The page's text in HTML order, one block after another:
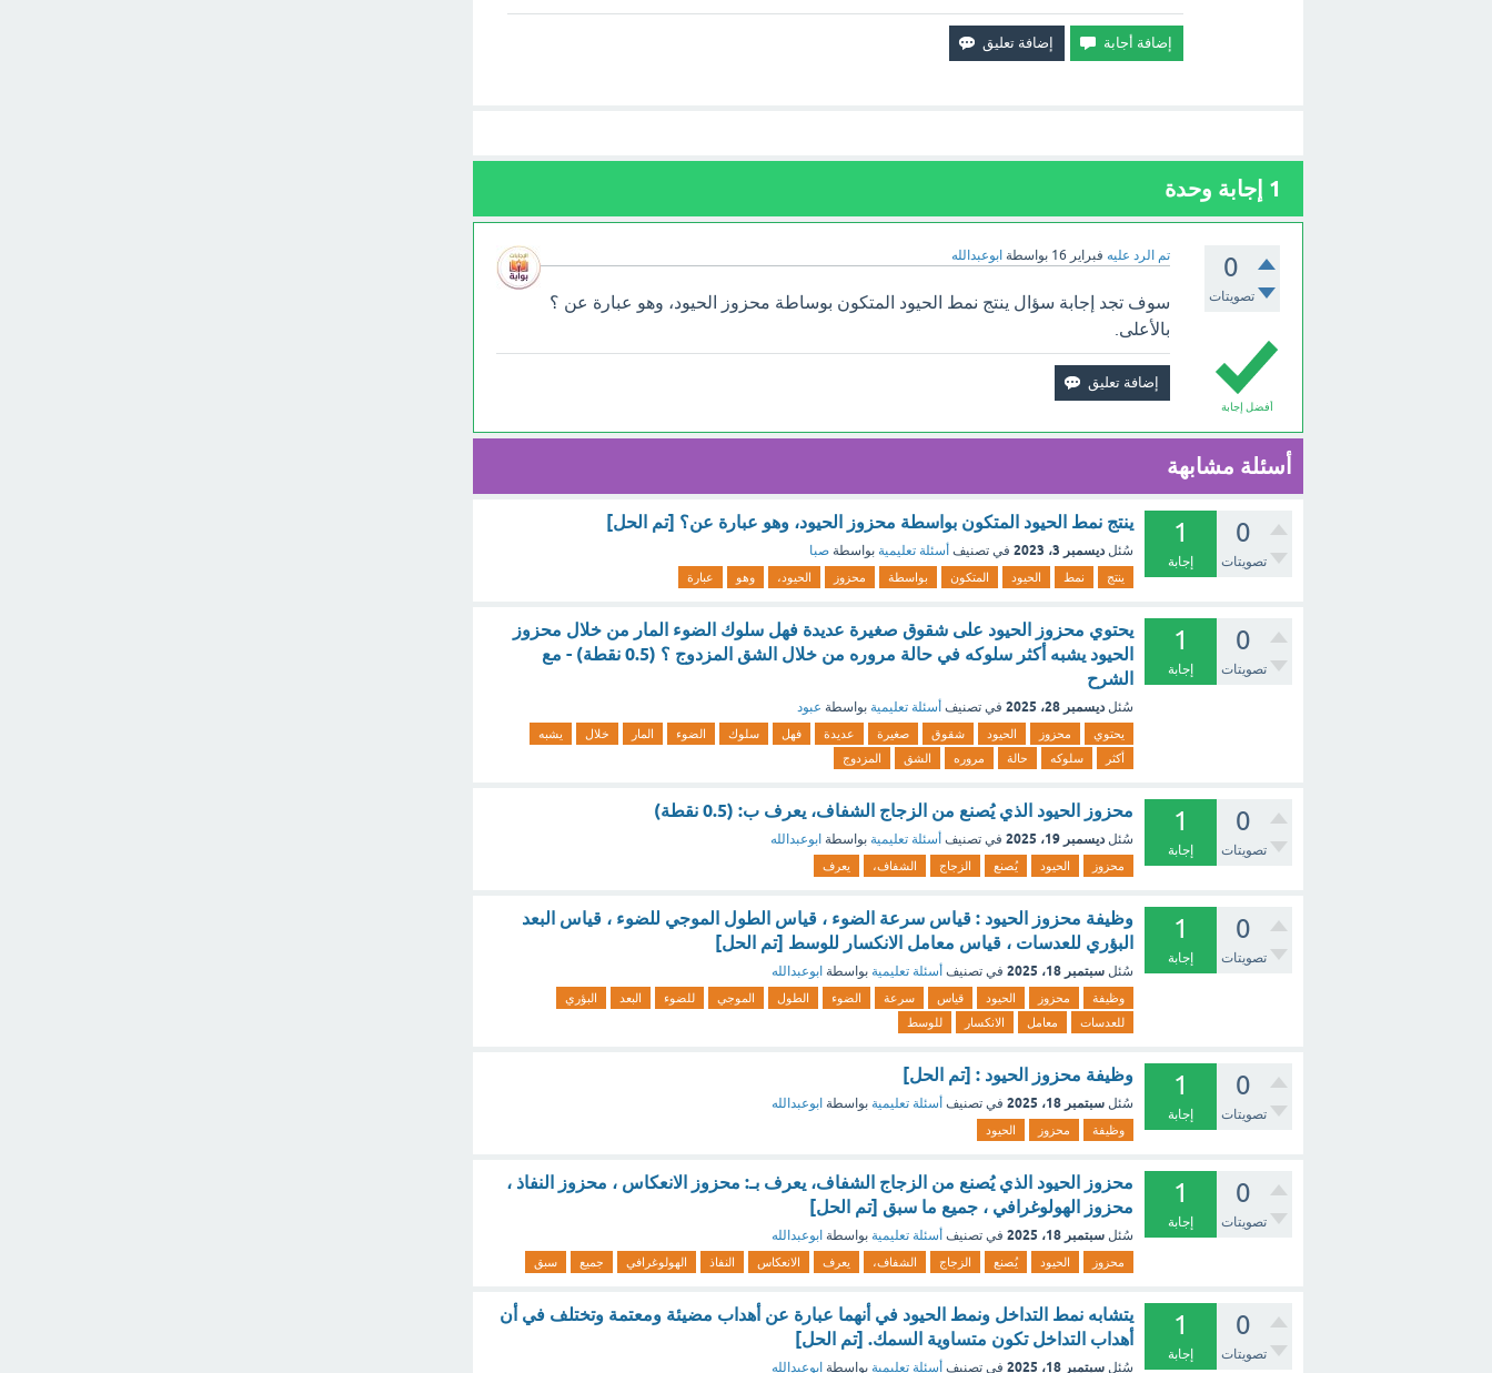
1 إجابة وحدة
0
تصويتات
تم الرد عليه فبراير 16 بواسطة ابوعبدالله
أفضل إجابة
سوف تجد إجابة سؤال ينتج نمط الحيود المتكون بوساطة محزوز الحيود، وهو عبارة عن ؟
بالأعلى.
أسئلة مشابهة
0
تصويتات
1
إجابة
ينتج نمط الحيود المتكون بواسطة محزوز الحيود، وهو عبارة عن؟ [تم الحل]
سُئل ديسمبر 3، 2023 في تصنيف أسئلة تعليمية بواسطة صبا
ينتج نمط الحيود المتكون بواسطة محزوز الحيود، وهو عبارة
0
تصويتات
1
إجابة
يحتوي محزوز الحيود على شقوق صغيرة عديدة فهل سلوك الضوء المار من خلال محزوز
الحيود يشبه أكثر سلوكه في حالة مروره من خلال الشق المزدوج ؟ (0.5 نقطة) - مع
الشرح
سُئل ديسمبر 28، 2025 في تصنيف أسئلة تعليمية بواسطة عبود
يحتوي محزوز الحيود شقوق صغيرة عديدة فهل سلوك الضوء المار خلال
يشبه
أكثر
سلوكه حالة مروره الشق المزدوج
0
تصويتات
1
إجابة
محزوز الحيود الذي يُصنع من الزجاج الشفاف، يعرف ب: (0.5 نقطة)
سُئل ديسمبر 19، 2025 في تصنيف أسئلة تعليمية بواسطة ابوعبدالله
محزوز الحيود يُصنع الزجاج الشفاف، يعرف
0
تصويتات
1
إجابة
وظيفة محزوز الحيود : قياس سرعة الضوء ، قياس الطول الموجي للضوء ، قياس البعد
البؤري للعدسات ، قياس معامل الانكسار للوسط [تم الحل]
سُئل سبتمبر 18، 2025 في تصنيف أسئلة تعليمية بواسطة ابوعبدالله
وظيفة محزوز الحيود قياس سرعة الضوء الطول الموجي للضوء البعد
البؤري
للعدسات
معامل الانكسار للوسط
0
تصويتات
1
إجابة
وظيفة محزوز الحيود : [تم الحل]
سُئل سبتمبر 18، 2025 في تصنيف أسئلة تعليمية بواسطة ابوعبدالله
وظيفة محزوز الحيود
0
تصويتات
1
إجابة
محزوز الحيود الذي يُصنع من الزجاج الشفاف، يعرف بـ: محزوز الانعكاس ، محزوز النفاذ ،
محزوز الهولوغرافي ، جميع ما سبق [تم الحل]
سُئل سبتمبر 18، 2025 في تصنيف أسئلة تعليمية بواسطة ابوعبدالله
محزوز الحيود يُصنع الزجاج الشفاف، يعرف الانعكاس النفاذ الهولوغرافي جميع سبق
0
تصويتات
1
إجابة
يتشابه نمط التداخل ونمط الحيود في أنهما عبارة عن أهداب مضيئة ومعتمة وتختلف في أن
أهداب التداخل تكون متساوية السمك. [تم الحل]
سُئل سبتمبر 18، 2025 في تصنيف أسئلة تعليمية بواسطة ابوعبدالله